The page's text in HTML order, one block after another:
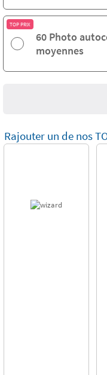
TOP PRIX
60 Photo
moyennes
Rajouter un de nos